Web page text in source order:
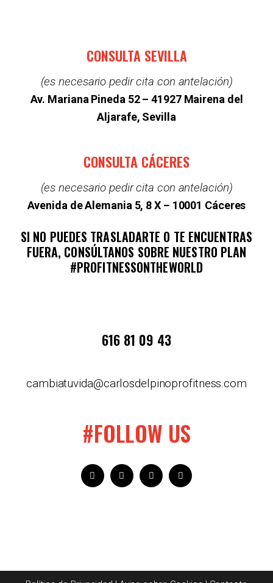
CONSULTA SEVILLA
(es necesario pedir cita con antelación)
Av. Mariana Pineda 52 –41927 Mairena del
Aljarafe, Sevilla
CONSULTA CÁCERES
(es necesario pedir cita con antelación)
Avenida de Alemania 5, 8 X – 10001 Cáceres
SI NO PUEDES TRASLADARTE O TE ENCUENTRAS
FUERA, CONSÚLTANOS SOBRE NUESTRO PLAN
#PROFITNESSONTHEWORLD
616 81 09 43
cambiatuvida@carlosdelpinoprofitness.com
#FOLLOW US